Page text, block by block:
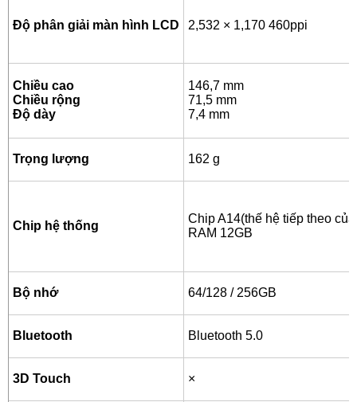
Độ phân giải màn hình LCD 2,532 × 1,170 460ppi
Chiều cao
Chiều rộng
Độ dày
146,7 mm
71,5 mm
7,4 mm
Trọng lượng 162 g
Chip hệ thống
Chip A14(thế hệ tiếp theo
RAM 12GB
Bộ nhớ 64/128 / 256GB
Bluetooth Bluetooth 5.0
3D Touch ×